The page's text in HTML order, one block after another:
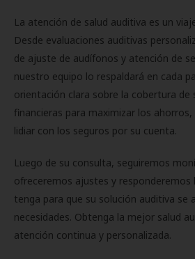
La atención de salud auditiva es un
Desde evaluaciones auditivas
de ajuste de audífonos y atención de
nuestro equipo lo respaldará en cada
orientación clara sobre la cobertura de
financieras para maximizar los
lidiar con los seguros por su cuenta.
Luego de su consulta, seguiremos
ofreceremos ajustes y responderemos
tenga para que su solución auditiva se
necesidades. Obtenga la mejor salud
atención continua y personalizada.